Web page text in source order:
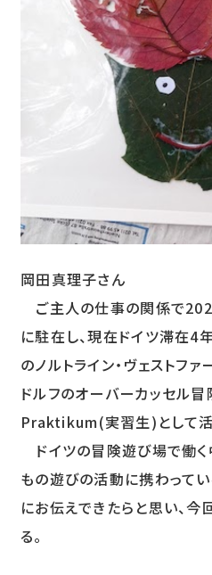
岡田真理子さん
ご主人の仕事の関係で
に駐在し、現在ドイツ滞在4
のノルトライン・ヴェストフ
ドルフのオーバーカッセル
Praktikum(実習生)として活
ドイツの冒険遊び場で働
もの遊びの活動に携わって
にお伝えできたらと思い、
る。